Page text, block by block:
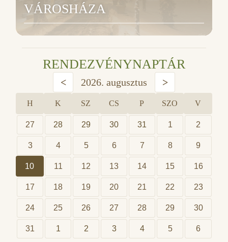
VÁROSHÁZA
RENDEZVÉNYNAPTÁR
< 2026. augusztus >
H K SZ CS P SZO V
27 28 29 30 31 1 2
3 4 5 6 7 8 9
10 11 12 13 14 15 16
17 18 19 20 21 22 23
24 25 26 27 28 29 30
31 1 2 3 4 5 6